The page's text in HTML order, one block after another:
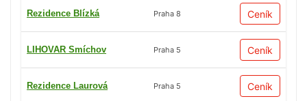
Rezidence Blízká Praha 8 Ceník
LIHOVAR Smíchov Praha 5 Ceník
Rezidence Laurová Praha 5 Ceník